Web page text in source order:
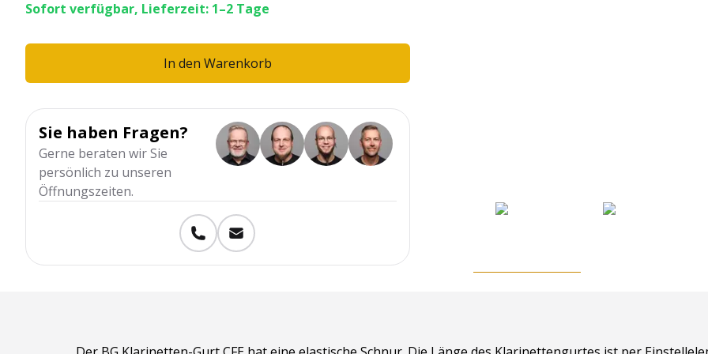
Sofort verfügbar, Lieferzeit: 1–2 Tage
In den Warenkorb
Sie haben Fragen?
Gerne beraten wir Sie
persönlich zu unseren
Öffnungszeiten.